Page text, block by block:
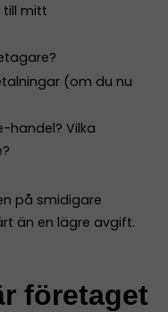
till mitt
(om du nu
handel? Vilka
på smidigare
än en lägre avgift.
företaget